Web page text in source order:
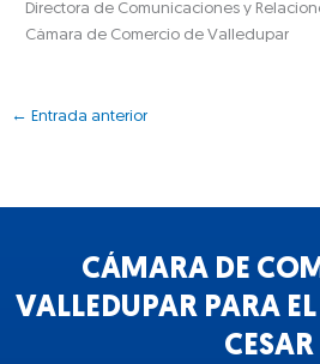
Directora de Comunicaciones y
Cámara de Comercio de Valledupar
← Entrada anterior
CÁMARA DE
VALLEDUPAR PARA
CESAR